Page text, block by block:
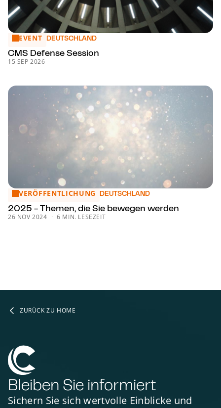
CMS Defense Session
EVENT DEUTSCHLAND
CMS Defense Session
15 SEP 2026
2025 - Themen, die Sie bewegen werden
VERÖFFENTLICHUNG DEUTSCHLAND
2025 - Themen, die Sie bewegen werden
26 NOV 2024 6 MIN. LESEZEIT
ZURÜCK ZU HOME
Bleiben Sie informiert
Sichern Sie sich wertvolle Einblicke und